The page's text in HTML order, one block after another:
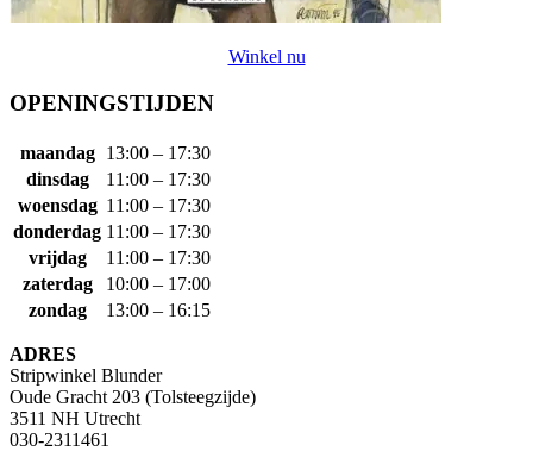
Winkel nu
OPENINGSTIJDEN
maandag
13:00 – 17:30
dinsdag
11:00 – 17:30
woensdag 11:00 – 17:30
donderdag 11:00 – 17:30
vrijdag
11:00 – 17:30
zaterdag
10:00 – 17:00
zondag
13:00 – 16:15
ADRES
Stripwinkel Blunder
Oude Gracht 203 (Tolsteegzijde)
3511 NH Utrecht
030-2311461